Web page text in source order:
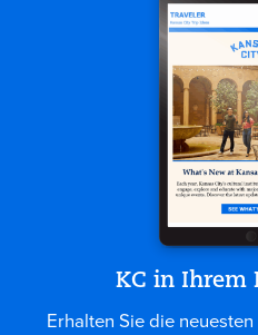
KC in Ihrem
Erhalten Sie die